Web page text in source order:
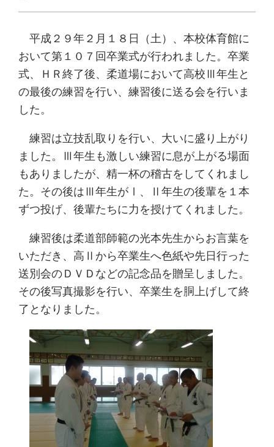
平成２９年２月１８日（土）、本校体育館に
おいて第１０７回卒業式が行われました。卒業
式、ＨＲ終了後、柔道場において高校Ⅲ年生と
の最後の練習を行い、練習後に送る会を行いま
した。
練習は立技乱取りを行い、大いに盛り上がり
ました。Ⅲ年生も激しい練習に息が上がる場面
もありましたが、精一杯の稽古をしてくれまし
た。その後はⅢ年生がⅠ、Ⅱ年生の後輩を１本
ずつ投げ、後輩たちに力を授けてくれました。
練習後は柔道部師範の光本先生からお言葉を
いただき、高Ⅱから卒業生へ色紙や先日行った
送別会のＤＶＤなどの記念品を贈呈しました。
その後写真撮影を行い、卒業生を胴上げして終
了となりました。